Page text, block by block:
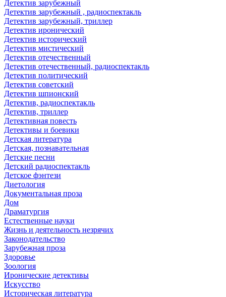
Детектив зарубежный
Детектив зарубежный , радиоспектакль
Детектив зарубежный, триллер
Детектив иронический
Детектив исторический
Детектив мистический
Детектив отечественный
Детектив отечественный, радиоспектакль
Детектив политический
Детектив советский
Детектив шпионский
Детектив, радиоспектакль
Детектив, триллер
Детективная повесть
Детективы и боевики
Детская литература
Детская, познавательная
Детские песни
Детский радиоспектакль
Детское фэнтези
Диетология
Документальная проза
Дом
Драматургия
Естественные науки
Жизнь и деятельность незрячих
Законодательство
Зарубежная проза
Здоровье
Зоология
Иронические детективы
Искусство
Историческая литература